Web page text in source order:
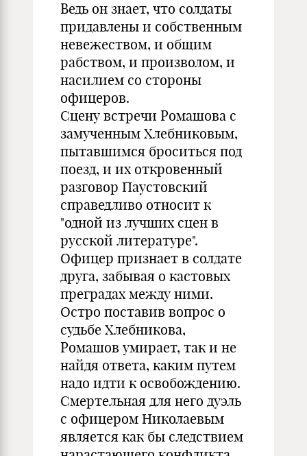
Ведь он знает, что солдаты
придавлены и собственным
невежеством, и общим
рабством, и произволом, и
насилием со стороны
офицеров.
Сцену встречи Ромашова с
замученным Хлебниковым,
пытавшимся броситься под
поезд, и их откровенный
разговор Паустовский
справедливо относит к
"одной из лучших сцен в
русской литературе".
Офицер признает в солдате
друга, забывая о кастовых
преградах между ними.
Остро поставив вопрос о
судьбе Хлебникова,
Ромашов умирает, так и не
найдя ответа, каким путем
надо идти к освобождению.
Смертельная для него дуэль
с офицером Николаевым
является как бы следствием